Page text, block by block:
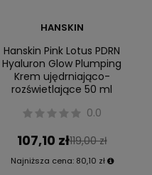
HANSKIN
Hanskin Pink Lotus PDRN
Hyaluron Glow Plumping
Krem ujędrniająco-
rozświetlające 50 ml
0.0
107,10 zł119,00 zł
Najniższa cena: 80,10 zł